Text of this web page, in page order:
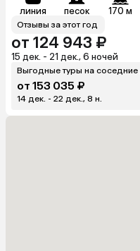
линия песок 170 м
Отзывы за этот год
от 124 943 ₽
15 дек. - 21 дек., 6 ночей
Выгодные туры на соседние
от 153 035 ₽
14 дек. - 22 дек., 8 н.